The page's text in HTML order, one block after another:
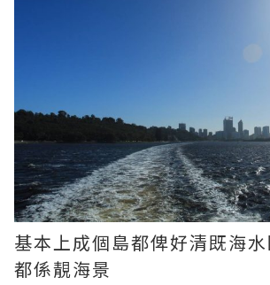
基本上成個島都俾好清既海
都係靚海景